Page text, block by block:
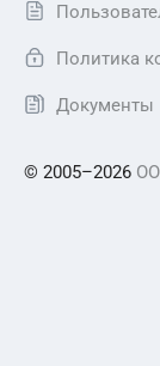
Политика
Документы
© 2005–2026